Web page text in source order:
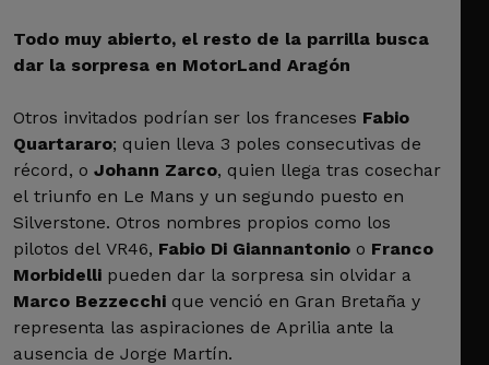
Todo muy abierto, el resto de la parrilla busca
dar la sorpresa en MotorLand Aragón
Otros invitados podrían ser los franceses Fabio
Quartararo; quien lleva 3 poles consecutivas de
récord, o Johann Zarco, quien llega tras cosechar
el triunfo en Le Mans y un segundo puesto en
Silverstone. Otros nombres propios como los
pilotos del VR46, Fabio Di Giannantonio o Franco
Morbidelli pueden dar la sorpresa sin olvidar a
Marco Bezzecchi que venció en Gran Bretaña y
representa las aspiraciones de Aprilia ante la
ausencia de Jorge Martín.